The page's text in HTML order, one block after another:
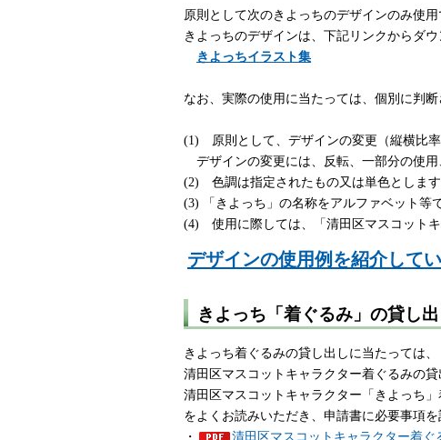
原則として次のきよっちのデザインのみ使用
きよっちのデザインは、下記リンクからダウ
きよっちイラスト集
なお、実際の使用に当たっては、個別に判
(1) 原則として、デザインの変更（縦横比
デザインの変更には、反転、一部分の使
(2) 色調は指定されたもの又は単色とします
(3) 「きよっち」の名称をアルファベット等
(4) 使用に際しては、「清田区マスコット
デザインの使用例を紹介してい
きよっち「着ぐるみ」の貸し
きよっち着ぐるみの貸し出しに当たっては、
清田区マスコットキャラクター着ぐるみの
清田区マスコットキャラクター「きよっち
をよくお読みいただき、申請書に必要事項を
・
清田区マスコットキャラクター着ぐ